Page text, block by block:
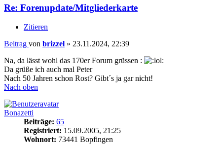
Re: Forenupdate/Mitgliederkarte
Zitieren
Beitrag von brizzel » 23.11.2024, 22:39
Na, da lässt wohl das 170er Forum grüssen :
Da grüße ich auch mal Peter
Nach 50 Jahren schon Rost? Gibt´s ja gar nicht!
Nach oben
Bonazetti
Beiträge: 65
Registriert: 15.09.2005, 21:25
Wohnort: 73441 Bopfingen